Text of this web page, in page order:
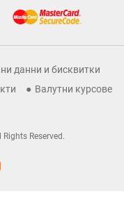
данни и бисквитки
Валутни курсове
Reserved.